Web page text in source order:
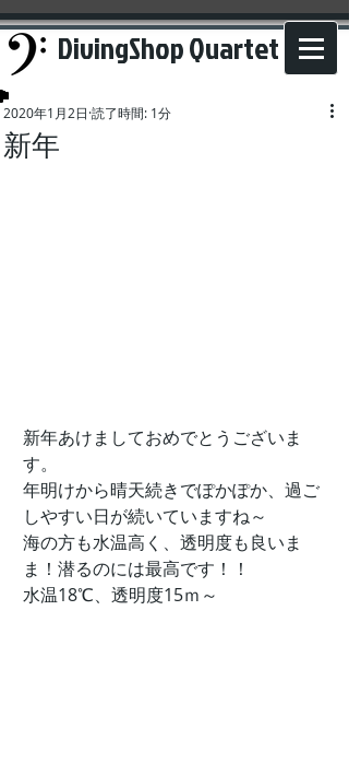
DivingShop Quartet
新年
2020年1月2日 読了時間: 1分
新年あけましておめでとうございま
す。
年明けから晴天続きでぽかぽか、過ご
しやすい日が続いていますね～
海の方も水温高く、透明度も良いま
ま！潜るのには最高です！！
水温18℃、透明度15ｍ～